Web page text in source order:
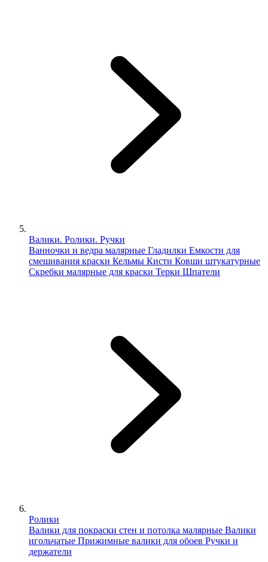
Валики. Ролики. Ручки
Ванночки и ведра малярные Гладилки Емкости для
смешивания краски Кельмы Кисти Ковши штукатурные
Скребки малярные для краски Терки Шпатели
Ролики
Валики для покраски стен и потолка малярные Валики
игольчатые Прижимные валики для обоев Ручки и
держатели